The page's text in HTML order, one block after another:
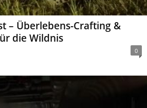
– Überlebens-Crafting &
die Wildnis
0